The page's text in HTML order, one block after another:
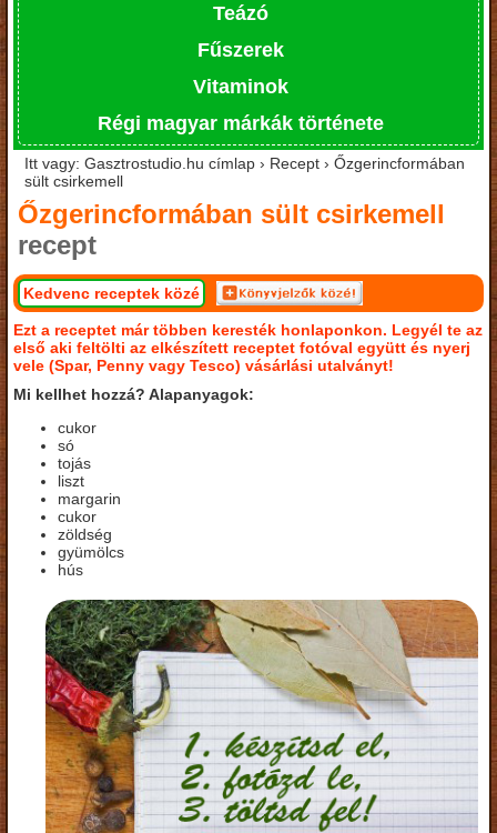
Teázó
Fűszerek
Vitaminok
Régi magyar márkák története
Itt vagy: Gasztrostudio.hu címlap › Recept › Őzgerincformában
sült csirkemell
Őzgerincformában sült csirkemell
recept
Kedvenc receptek közé
Ezt a receptet már többen keresték honlaponkon. Legyél te az
első aki feltölti az elkészített receptet fotóval együtt és nyerj
vele (Spar, Penny vagy Tesco) vásárlási utalványt!
Mi kellhet hozzá? Alapanyagok:
cukor
só
tojás
liszt
margarin
cukor
zöldség
gyümölcs
hús